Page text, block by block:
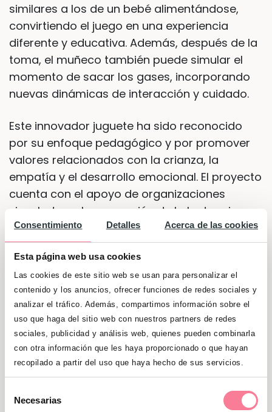
Consentimiento Detalles Acerca de las cookies
Esta página web usa cookies
Las cookies de este sitio web se usan para personalizar el
contenido y los anuncios, ofrecer funciones de redes sociales y
analizar el tráfico. Además, compartimos información sobre el
uso que haga del sitio web con nuestros partners de redes
sociales, publicidad y análisis web, quienes pueden combinarla
con otra información que les haya proporcionado o que hayan
recopilado a partir del uso que haya hecho de sus servicios.
Necesarias
similares a los de un bebé alimentándose,
convirtiendo el juego en una experiencia
diferente y educativa. Además, después de la
toma, el muñeco también puede simular el
momento de sacar los gases, incorporando
nuevas dinámicas de interacción y cuidado.
Este innovador juguete ha sido reconocido
por su enfoque pedagógico y por promover
valores relacionados con la crianza, la
empatía y el desarrollo emocional. El proyecto
cuenta con el apoyo de organizaciones
vinculadas a la promoción de la lactancia
materna y ha sido destacado por su
capacidad para normalizar situaciones
cotidianas relacionadas con el cuidado de los
bebés a través del juego.
Las muñecas Bebé Glotónestán diseñadas
para fomentar el juego de roles, ayudando a
niños y niñas a desarrollar habilidades
sociales, afectivas y de responsabilidad
mientras se divierten. Gracias a sus detalles
realistas, su cuerpo blandito y sus funciones